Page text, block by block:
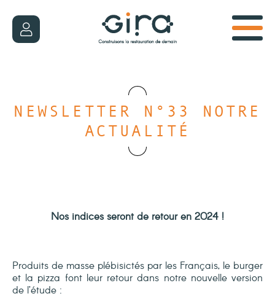
NEWSLETTER N°33
NOTRE
ACTUALITÉ
Nos indices seront de retour en 2024 !
Produits de masse plébisictés par les Français, le burger
et la pizza font leur retour dans notre nouvelle version
de l’étude :